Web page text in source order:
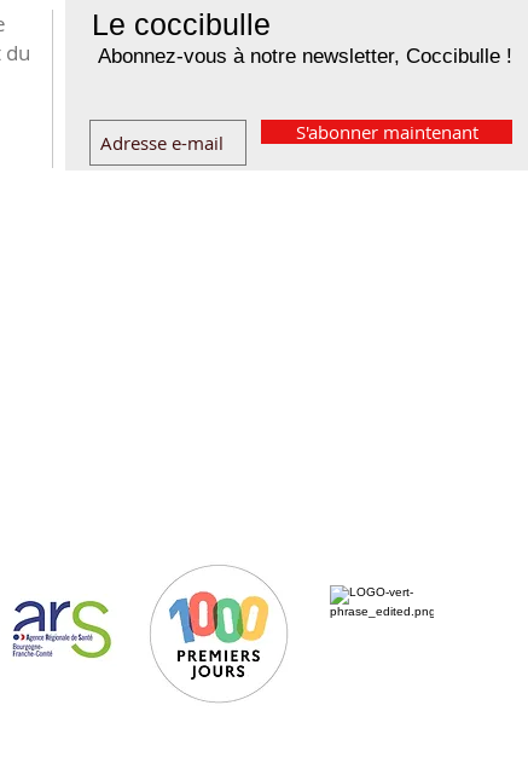
Le coccibulle
Abonnez-vous à notre newsletter, Coccibulle !
S'abonner maintenant
du